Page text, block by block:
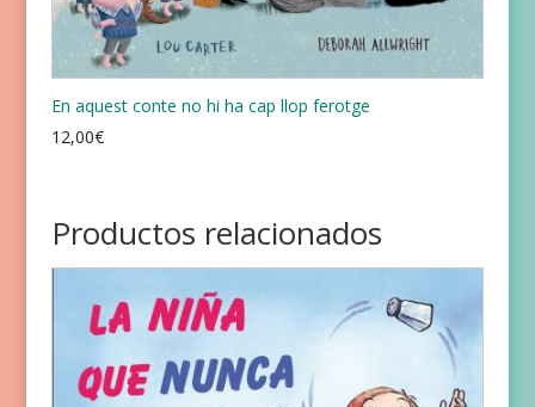
En aquest conte no hi ha cap llop ferotge
12,00€
Productos relacionados